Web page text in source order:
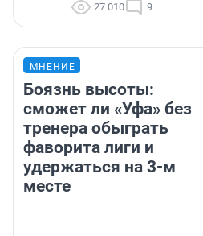
27 010 9
МНЕНИЕ
Боязнь высоты:
сможет ли «Уфа» без
тренера обыграть
фаворита лиги и
удержаться на 3-м
месте